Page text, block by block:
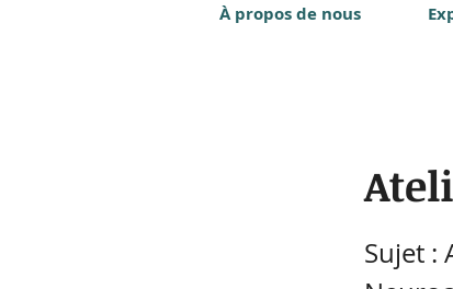
À propos de nous
Sujet :